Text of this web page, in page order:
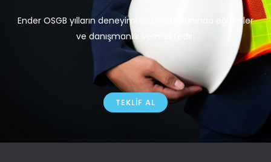
Ender OSGB yılların deneyimi ile OSGB alanında eğitimler
ve danışmanlık vermektedir.
TEKLIF AL